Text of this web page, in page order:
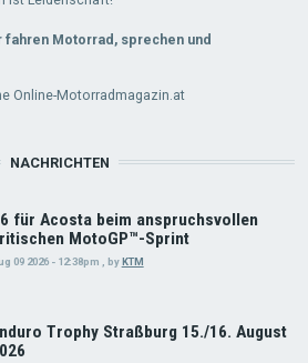
Motorrad, sprechen und
Online-Motorradmagazin.at
NACHRICHTEN
für Acosta beim anspruchsvollen
MotoGP™-Sprint
09 2026 - 12:38pm , by KTM
Trophy Straßburg 15./16. August